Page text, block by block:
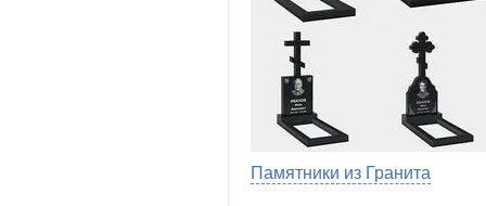
Памятники из Гранита